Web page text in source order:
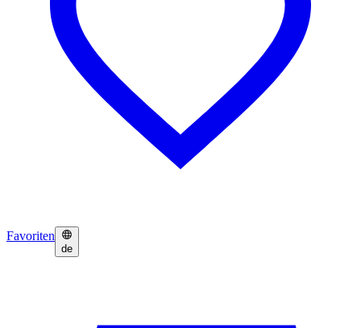
Favoriten
de